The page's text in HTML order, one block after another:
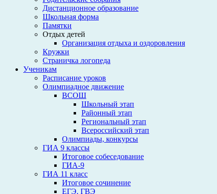
Дистанционное образование
Школьная форма
Памятки
Отдых детей
Организация отдыха и оздоровления
Кружки
Страничка логопеда
Ученикам
Расписание уроков
Олимпиадное движение
ВСОШ
Школьный этап
Районный этап
Региональный этап
Всероссийский этап
Олимпиады, конкурсы
ГИА 9 классы
Итоговое собеседование
ГИА-9
ГИА 11 класс
Итоговое сочинение
ЕГЭ, ГВЭ